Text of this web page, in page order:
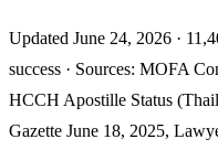
Updated June 24, 2026 ·
success · Sources: MOFA
HCCH Apostille Status
Gazette June 18, 2025,